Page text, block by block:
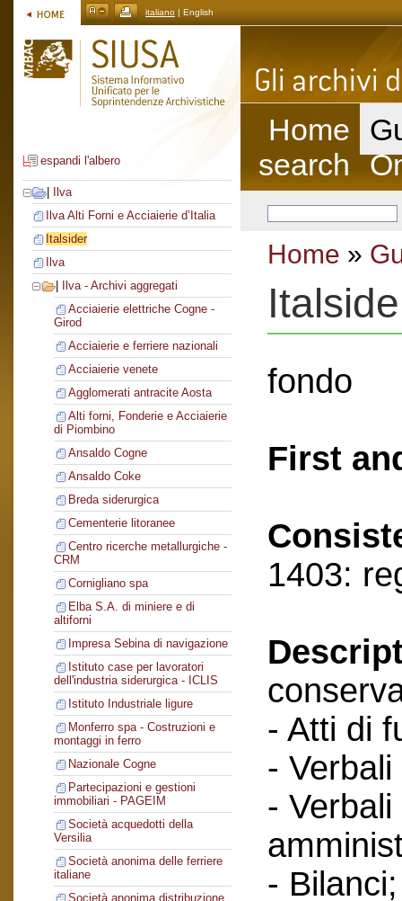
italiano | English
espandi l'albero
Ilva
Ilva Alti Forni e Acciaierie d’Italia
Italsider
Ilva
Ilva - Archivi aggregati
Acciaierie elettriche Cogne -
Girod
Acciaierie e ferriere nazionali
Acciaierie venete
Agglomerati antracite Aosta
Alti forni, Fonderie e Acciaierie
di Piombino
Ansaldo Cogne
Ansaldo Coke
Breda siderurgica
Cementerie litoranee
Centro ricerche metallurgiche -
CRM
Cornigliano spa
Elba S.A. di miniere e di
altiforni
Impresa Sebina di navigazione
Istituto case per lavoratori
dell'industria siderurgica - ICLIS
Istituto Industriale ligure
Monferro spa - Costruzioni e
montaggi in ferro
Nazionale Cogne
Partecipazioni e gestioni
immobiliari - PAGEIM
Società acquedotti della
Versilia
Società anonima delle ferriere
italiane
Società anonima distribuzione
Home
search
Home »
fondo
First
1403:
- Atti di
-
-
- Bilanci;